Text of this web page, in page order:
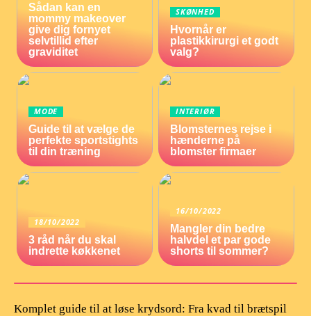
Sådan kan en
mommy makeover
give dig fornyet
selvtillid efter
graviditet
SKØNHED
Hvornår er
plastikkirurgi et godt
valg?
MODE
Guide til at vælge de
perfekte sportstights
til din træning
INTERIØR
Blomsternes rejse i
hænderne på
blomster firmaer
18/10/2022
3 råd når du skal
indrette køkkenet
16/10/2022
Mangler din bedre
halvdel et par gode
shorts til sommer?
Komplet guide til at løse krydsord: Fra kvad til brætspil